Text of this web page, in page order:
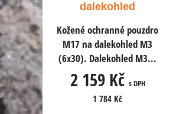
pouzdro
M3
M3...
s DPH
dalekohled
Kožené ochranné pouzdro
M17 na dalekohled M3
(6x30). Dalekohled M3...
2 159 Kč s DPH
1 784 Kč